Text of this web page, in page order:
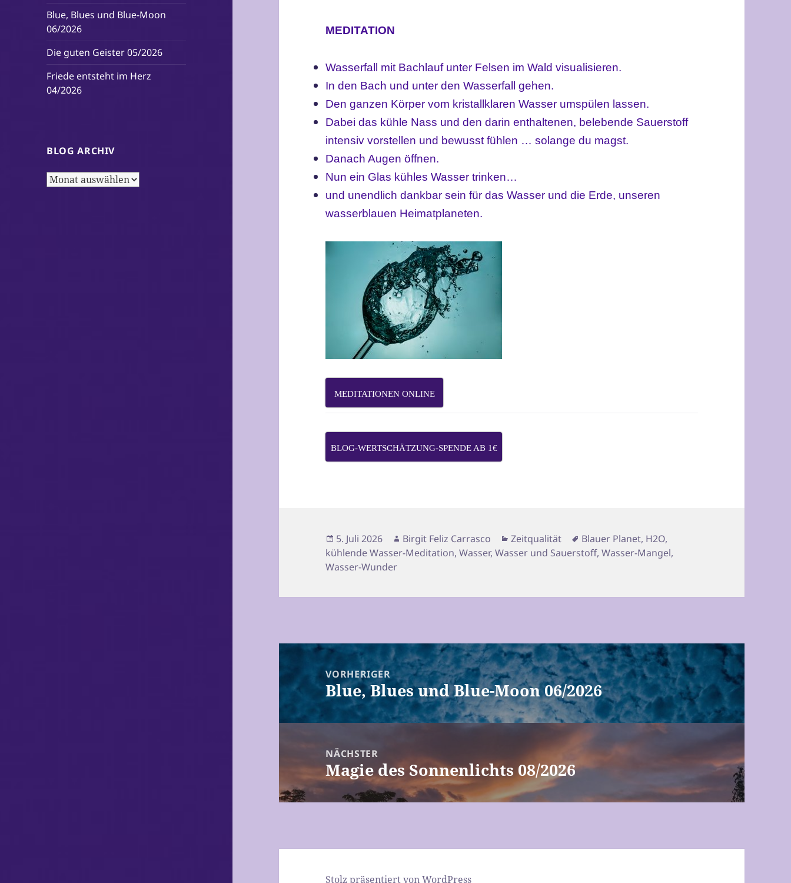
Blue, Blues und Blue-Moon
06/2026
Die guten Geister 05/2026
Friede entsteht im Herz
04/2026
BLOG ARCHIV
Blog
MEDITATION
Wasserfall mit Bachlauf unter Felsen im Wald visualisieren.
In den Bach und unter den Wasserfall gehen.
Den ganzen Körper vom kristallklaren Wasser umspülen lassen.
Dabei das kühle Nass und den darin enthaltenen, belebende Sauerstoff
intensiv vorstellen und bewusst fühlen … solange du magst.
Danach Augen öffnen.
Nun ein Glas kühles Wasser trinken…
und unendlich dankbar sein für das Wasser und die Erde, unseren
wasserblauen Heimatplaneten.
MEDITATIONEN ONLINE
BLOG-WERTSCHÄTZUNG-SPENDE AB 1€
Veröffentlicht
am
5. Juli 2026 Autor
Birgit Feliz Carrasco Kategorien
Zeitqualität Schlagwörter
Blauer Planet, H2O,
kühlende Wasser-Meditation,Wasser,Wasser und Sauerstoff,Wasser-Mangel,
Wasser-Wunder
Beitragsnavigation
VORHERIGER
Vorheriger
Beitrag:
Blue, Blues und Blue-Moon 06/2026
NÄCHSTER
Nächster
Beitrag:
Magie des Sonnenlichts 08/2026
Stolz präsentiert von WordPress